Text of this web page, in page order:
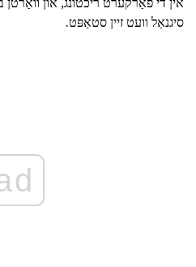
סיגנאַל וועט זיין סטאַפּט.